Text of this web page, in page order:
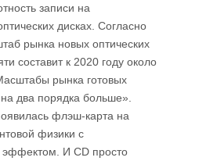
записи на
дисках. Согласно
рынка новых оптических
составит к 2020 году около
рынка готовых
два порядка больше».
флэш-карта на
физики с
эффектом. И СD просто